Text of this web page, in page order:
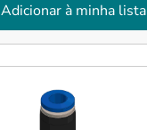
Adicionar à minha lista